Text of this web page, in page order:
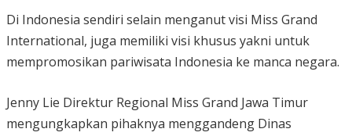
Di Indonesia sendiri selain menganut visi Miss Grand
International, juga memiliki visi khusus yakni untuk
mempromosikan pariwisata Indonesia ke manca negara.
Jenny Lie Direktur Regional Miss Grand Jawa Timur
mengungkapkan pihaknya menggandeng Dinas